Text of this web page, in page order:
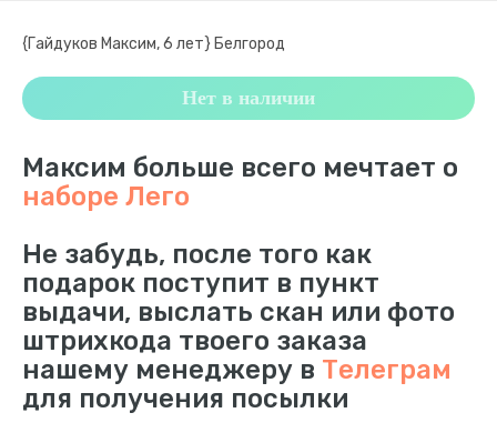
{Гайдуков Максим, 6 лет} Белгород
Нет в наличии
Максим больше всего мечтает о
наборе Лего
Не забудь, после того как
подарок поступит в пункт
выдачи, выслать скан или фото
штрихкода твоего заказа
нашему менеджеру в Телеграм
для получения посылки